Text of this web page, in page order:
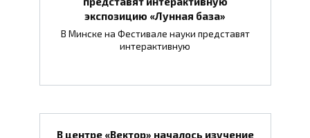
экспозицию «Лунная база»
В Минске на Фестивале науки представят
интерактивную
В центре «Вектор» началось изучение